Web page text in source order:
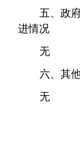
五、政
进情况
无
六、其
无